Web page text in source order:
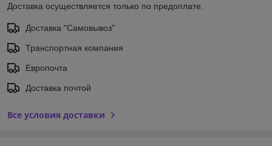
Доставка осуществляется только по предоплате.
Доставка "Самовывоз"
Транспортная компания
Европочта
Доставка почтой
Все условия доставки